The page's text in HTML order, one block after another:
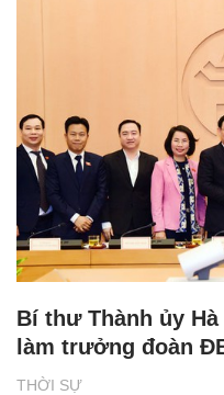
THỜI SỰ
Bí thư Thành ủy
làm trưởng đoàn